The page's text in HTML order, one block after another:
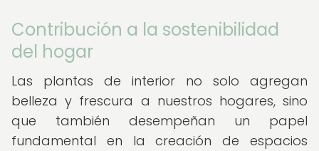
Contribución a la sostenibilidad
del hogar
Las plantas de interior no solo agregan
belleza y frescura a nuestros hogares, sino
que también desempeñan un papel
fundamental en la creación de espacios